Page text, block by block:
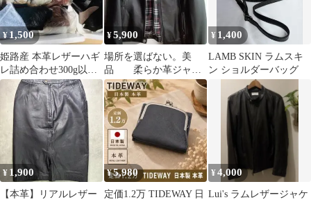
¥1,500
姫路産 本革レザーハギ
レ詰め合わせ300g以上
牛革多め
¥5,900
場所を選ばない。美
品 柔らか革ジャ
ン # ラムレザー
インにもアウターに
も。
¥ 1,400
LAMB SKIN ラムスキ
ン ショルダーバッグ
¥ 1,900
【本革】リアルレザー
¥5,980
定価1.2万 TIDEWAY 日
¥4,000
Lui's ラムレザージャケ